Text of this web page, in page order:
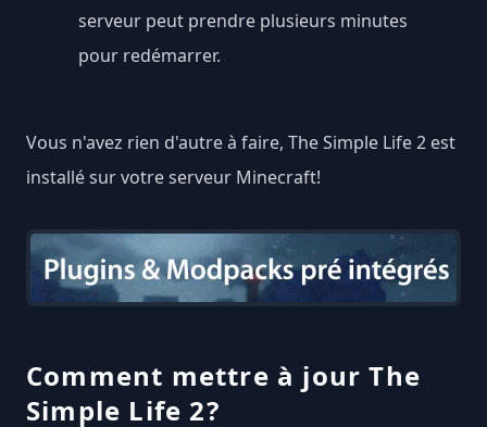
serveur peut prendre plusieurs minutes
pour redémarrer.
Vous n'avez rien d'autre à faire, The Simple Life 2 est
installé sur votre serveur Minecraft!
Comment mettre à jour The
Simple Life 2?